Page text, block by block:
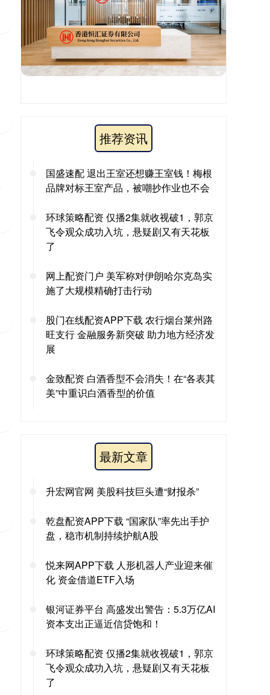
推荐资讯
国盛速配 退出王室还想赚王室钱！梅根
品牌对标王室产品，被嘲抄作业也不会
环球策略配资 仅播2集就收视破1，郭京
飞令观众成功入坑，悬疑剧又有天花板
了
网上配资门户 美军称对伊朗哈尔克岛实
施了大规模精确打击行动
股门在线配资APP下载 农行烟台莱州路
旺支行 金融服务新突破 助力地方经济发
展
金致配资 白酒香型不会消失！在“各表其
美”中重识白酒香型的价值
最新文章
升宏网官网 美股科技巨头遭“财报杀”
乾盘配资APP下载 “国家队”率先出手护
盘，稳市机制持续护航A股
悦来网APP下载 人形机器人产业迎来催
化 资金借道ETF入场
银河证券平台 高盛发出警告：5.3万亿AI
资本支出正逼近信贷饱和！
环球策略配资 仅播2集就收视破1，郭京
飞令观众成功入坑，悬疑剧又有天花板
了